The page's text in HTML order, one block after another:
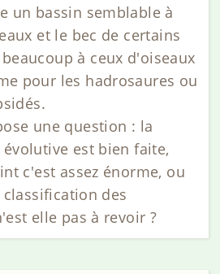
un bassin semblable à
et le bec de certains
à ceux d'oiseaux
pour les hadrosaures ou
une question : la
évolutive est bien faite,
c'est assez énorme, ou
des
elle pas à revoir ?